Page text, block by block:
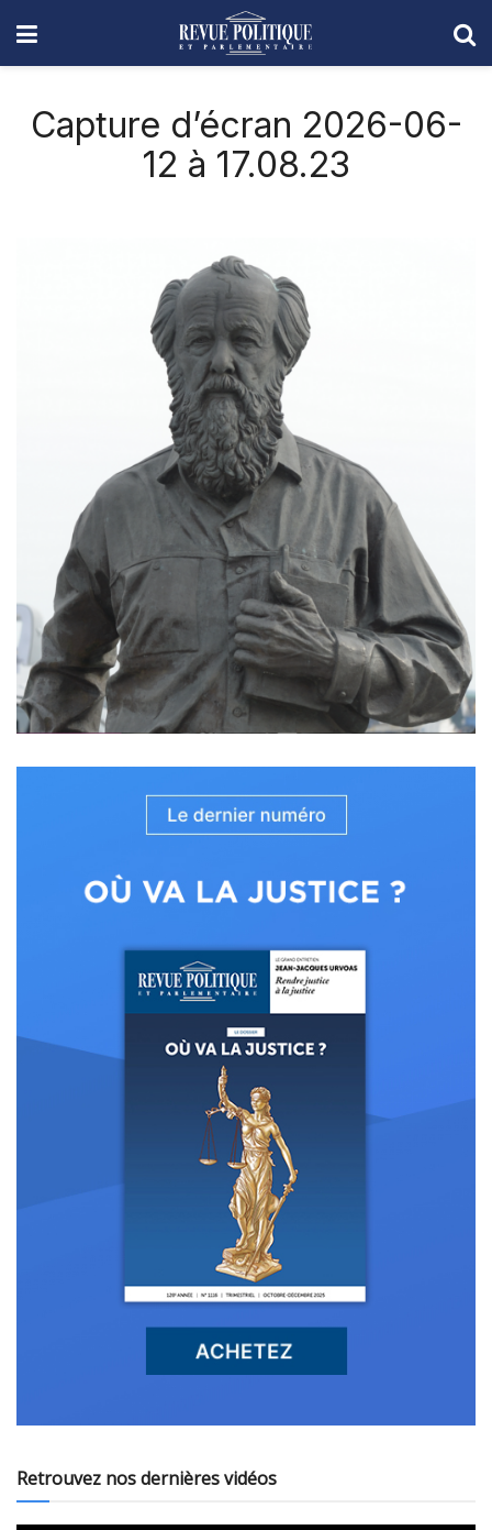
Capture d’écran 2026-06-
12 à 17.08.23
Retrouvez nos dernières vidéos